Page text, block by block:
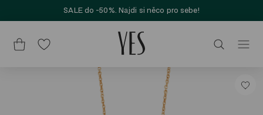
SALE do -50%. Najdi si něco pro sebe!